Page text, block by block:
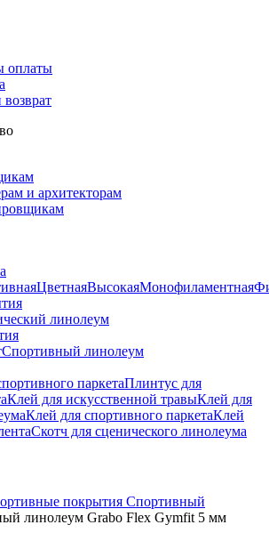
оплаты
и архитекторам
ЦветнаяВысокаяМонофиламентная
линолеум
Спортивный линолеум
паркетаПлинтус для
Клей для искусственной травыКлей для
Клей для спортивного паркетаКлей
Скотч для сценического линолеума
покрытия Спортивный
линолеум Grabo Flex Gymfit 5 мм